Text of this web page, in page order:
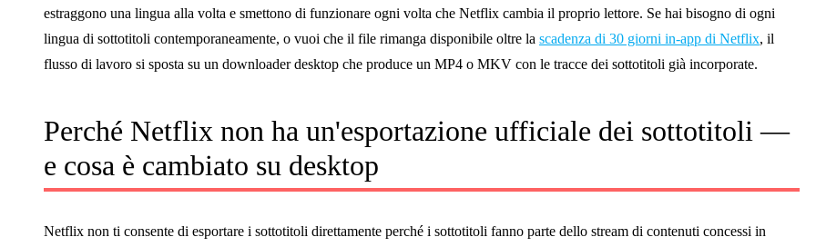
estraggono una lingua alla volta e smettono di funzionare ogni volta che Netflix cambia il proprio lettore. Se hai bisogno di ogni
lingua di sottotitoli contemporaneamente, o vuoi che il file rimanga disponibile oltre la scadenza di 30 giorni in-app di Netflix, il
flusso di lavoro si sposta su un downloader desktop che produce un MP4 o MKV con le tracce dei sottotitoli già incorporate.
Perché Netflix non ha un'esportazione ufficiale dei sottotitoli —
e cosa è cambiato su desktop
Netflix non ti consente di esportare i sottotitoli direttamente perché i sottotitoli fanno parte dello stream di contenuti concessi in